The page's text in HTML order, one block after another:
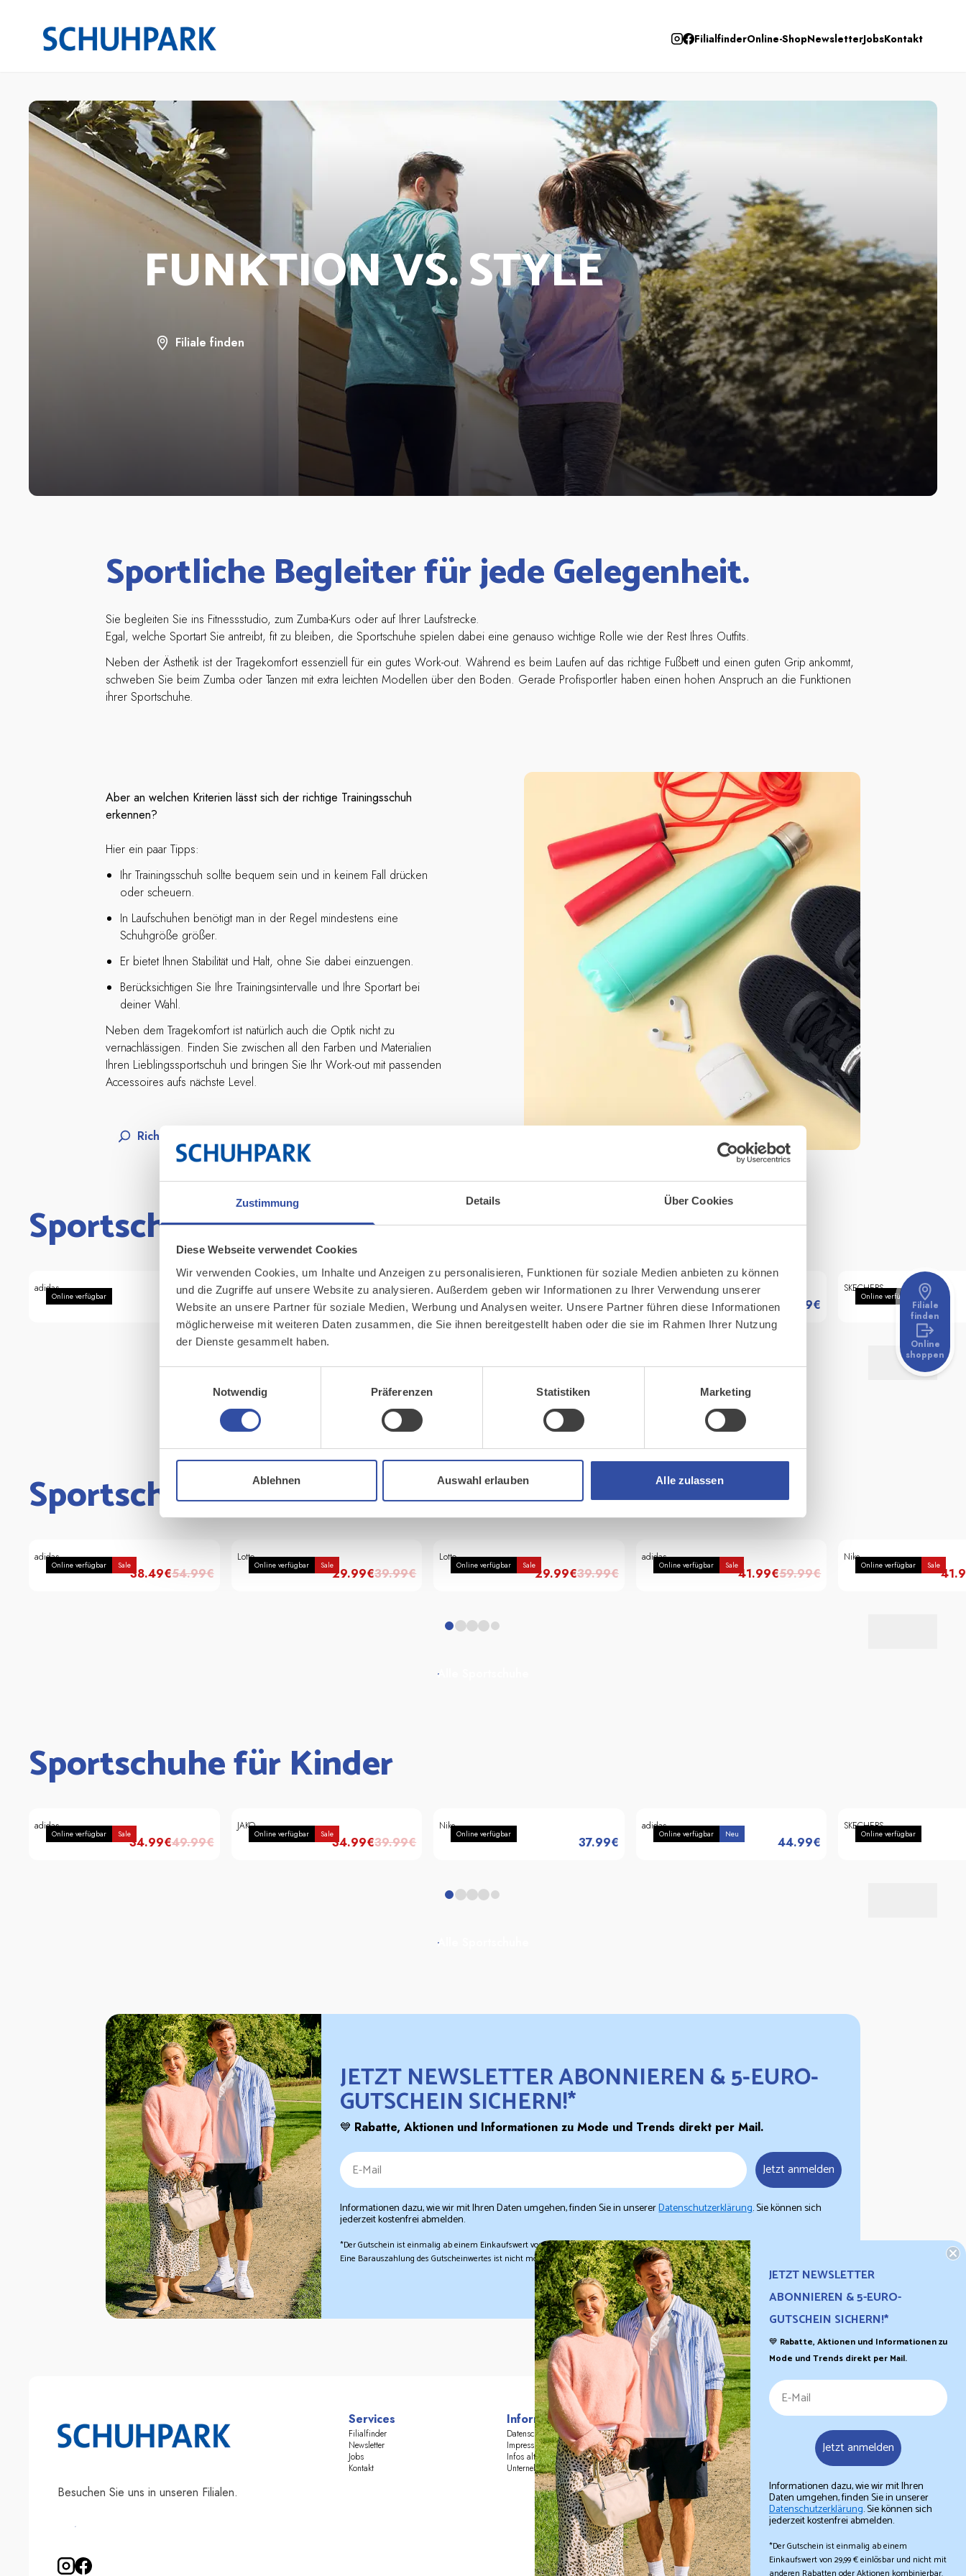
Zustimmung Details Über Cookies
Diese Webseite verwendet Cookies
Wir verwenden Cookies, um Inhalte und Anzeigen zu personalisieren, Funktionen für soziale Medien anbieten zu können
und die Zugriffe auf unsere Website zu analysieren. Außerdem geben wir Informationen zu Ihrer Verwendung unserer
Website an unsere Partner für soziale Medien, Werbung und Analysen weiter. Unsere Partner führen diese Informationen
möglicherweise mit weiteren Daten zusammen, die Sie ihnen bereitgestellt haben oder die sie im Rahmen Ihrer Nutzung
der Dienste gesammelt haben.
Notwendig
Präferenzen Statistiken Marketing
Ablehnen Auswahl erlauben Alle zulassen
FilialfinderOnline-ShopNewsletterJobsKontakt
Filiale
finden
Online
shoppen
FUNKTION VS. STYLE
Filiale finden
Sportliche Begleiter für jede Gelegenheit.
Sie begleiten Sie ins Fitnessstudio, zum Zumba-Kurs oder auf Ihrer Laufstrecke.
Egal, welche Sportart Sie antreibt, fit zu bleiben, die Sportschuhe spielen dabei eine genauso wichtige Rolle wie der Rest Ihres Outfits.
Neben der Ästhetik ist der Tragekomfort essenziell für ein gutes Work-out. Während es beim Laufen auf das richtige Fußbett und einen guten Grip ankommt,
schweben Sie beim Zumba oder Tanzen mit extra leichten Modellen über den Boden. Gerade Profisportler haben einen hohen Anspruch an die Funktionen
ihrer Sportschuhe.
Aber an welchen Kriterien lässt sich der richtige Trainingsschuh
erkennen?
Hier ein paar Tipps:
Ihr Trainingsschuh sollte bequem sein und in keinem Fall drücken
oder scheuern.
In Laufschuhen benötigt man in der Regel mindestens eine
Schuhgröße größer.
Er bietet Ihnen Stabilität und Halt, ohne Sie dabei einzuengen.
Berücksichtigen Sie Ihre Trainingsintervalle und Ihre Sportart bei
deiner Wahl.
Neben dem Tragekomfort ist natürlich auch die Optik nicht zu
vernachlässigen. Finden Sie zwischen all den Farben und Materialien
Ihren Lieblingssportschuh und bringen Sie Ihr Work-out mit passenden
Accessoires aufs nächste Level.
Richtige Schuhgröße finden
Sportschuhe für Damen
Online verfügbar
adidas
99.99€
Online verfügbar
SKECHERS
59.99 €
Online verfügbar
SKECHERS
59.99€
Online verfügbar
adidas
84.99€
Online verfügbar
SKECHERS
Sportschuhe für Herren
Online verfügbar Sale
adidas
38.49€54.99€
Online verfügbar Sale
Lotto
29.99€39.99€
Online verfügbar Sale
Lotto
29.99€39.99€
Online verfügbar Sale
adidas
41.99€59.99€
Online verfügbar Sale
Nike
Alle Sportschuhe
Sportschuhe für Kinder
Online verfügbar Sale
adidas
34.99€49.99€
Online verfügbar Sale
JAKO
34.99€39.99€
Online verfügbar
Nike
37.99€
Online verfügbar Neu
adidas
44.99€
Online verfügbar
SKECHERS
Alle Sportschuhe
JETZT NEWSLETTER ABONNIEREN & 5-EURO-
GUTSCHEIN SICHERN!*
💙 Rabatte, Aktionen und Informationen zu Mode und Trends direkt per Mail.
Jetzt anmelden
Informationen dazu, wie wir mit Ihren Daten umgehen, finden Sie in unsererDatenschutzerklärung. Sie können sich
jederzeit kostenfrei abmelden.
*Der Gutschein ist einmalig ab einem Einkaufswert von 29,99 € einlösbar und nicht mit anderen Rabatten oder Aktionen kombinierbar.
Eine Barauszahlung des Gutscheinwertes ist nicht möglich. Dieser Gutschein ist in allen Schuhpark-Filialen einlösbar.
Besuchen Sie uns in unseren Filialen.
Services
Filialfinder
Newsletter
Jobs
Kontakt
Informationen
Datenschutz
Impressum
Infos alter Online-Shop
Unternehmensgruppe
Schuhparkist eine Marke der Kienast Unternehmensgruppe.
JETZT NEWSLETTER
ABONNIEREN & 5-EURO-
GUTSCHEIN SICHERN!*
💙 Rabatte, Aktionen und Informationen zu
Mode und Trends direkt per Mail.
Jetzt anmelden
Informationen dazu, wie wir mit Ihren
Daten umgehen, finden Sie in unserer
Datenschutzerklärung. Sie können sich
jederzeit kostenfrei abmelden.
*Der Gutschein ist einmalig ab einem
Einkaufswert von 29,99 € einlösbar und nicht mit